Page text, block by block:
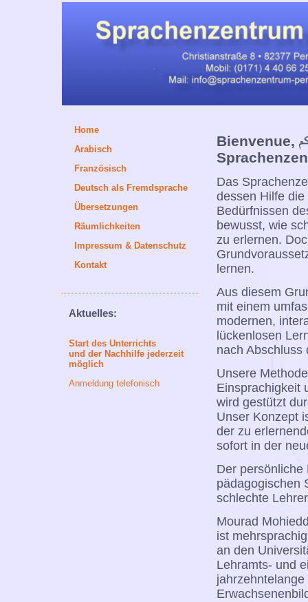
Home
Arabisch
Französisch
Deutsch als Fremdsprache
Übersetzungen
Räumlichkeiten
Impressum & Datenschutz
Kontakt
Aktuelles:
Start des Unterrichts
und der Nachhilfe jederzeit
möglich
Anmeldung telefonisch
Bienvenue,
Das
dessen Hilfe
Bedürfnissen
bewusst, wie
zu erlernen.
lernen.
Aus diesem
mit einem
modernen,
lückenlosen
nach Abschluss
Unsere
Einsprachigkeit
wird gestützt
Unser Konzept
der zu
sofort in der
Der persönliche
pädagogischen
schlechte
Mourad
ist
an den
Lehramts- und